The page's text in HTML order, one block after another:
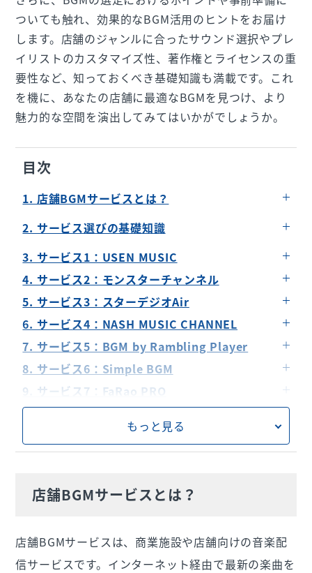
ついても触れ、効果的なBGM活用のヒントをお届け
します。店舗のジャンルに合ったサウンド選択やプレ
イリストのカスタマイズ性、著作権とライセンスの重
要性など、知っておくべき基礎知識も満載です。これ
を機に、あなたの店舗に最適なBGMを見つけ、より
魅力的な空間を演出してみてはいかがでしょうか。
目次
1. 店舗BGMサービスとは？
BGMがもたらす店舗への効果
2. サービス選びの基礎知識
プレイリストのカスタマイズ性について
著作権とライセンスの重要性
費用対効果の考え方
3. サービス1：USEN MUSIC
4. サービス2：モンスターチャンネル
5. サービス3：スターデジオAir
6. サービス4：NASH MUSIC CHANNEL
7. サービス5：BGM by Rambling Player
8. サービス6：Simple BGM
9. サービス7：FaRao PRO
10. サービス8：USEN MUSIC Entertainment
11. 店舗BGMサービス選びのまとめ
12. 手軽さを求めるなら「USEN MUSIC」がお
「USEN MUSIC」サポート体制
もっと見る
店舗BGMサービスとは？
店舗BGMサービスは、商業施設や店舗向けの音楽配
信サービスです。インターネット経由で最新の楽曲を